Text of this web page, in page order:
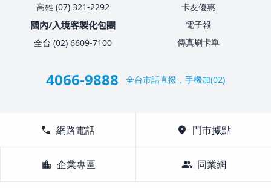
高雄 (07) 321-2292
國內/入境客製化包團
全台 (02) 6609-7100
卡友優惠
電子報
傳真刷卡單
4066-9888 全台市話直撥，手機加(02)
call 網路電話 location_on 門市據點
location_city 企業專區 group 同業網